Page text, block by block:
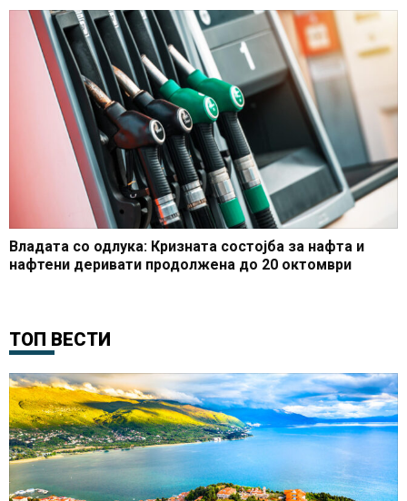
Владата со одлука: Кризната состојба за нафта и
нафтени деривати продолжена до 20 октомври
ТОП ВЕСТИ